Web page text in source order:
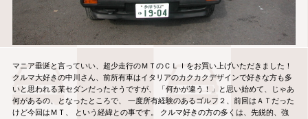
マニア垂涎と言っていい、超少走行のＭＴのＣＬＩをお買い上げいただきました！
クルマ大好きの中川さん、前所有車はイタリアのカクカクデザインで好きな方も多
いと思われる某セダンだったそうですが、 「何かが違う！」と思い始めて、じゃあ
何があるの、となったところで、 一度所有経験のあるゴルフ２、前回はＡＴだった
けど今回はＭＴ、 という経緯との事です。 クルマ好きの方の多くは、先鋭的、強